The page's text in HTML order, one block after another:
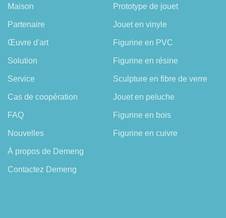
Maison
Partenaire
Œuvre d'art
Solution
Service
Cas de coopération
FAQ
Nouvelles
À propos de Demeng
Contactez Demeng
Prototype de jouet
Jouet en vinyle
Figurine en PVC
Figurine en résine
Sculpture en fibre de verre
Jouet en peluche
Figurine en bois
Figurine en cuivre